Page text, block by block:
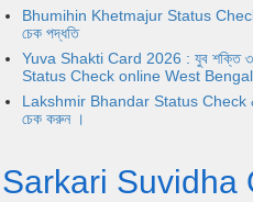
Bhumihin Khetmajur Status Check
চেক পদ্ধতি
Yuva Shakti Card 2026 : যুব শক্তি
Status Check online West Bengal
Lakshmir Bhandar Status Check &
চেক করুন ।
Sarkari Suvidha